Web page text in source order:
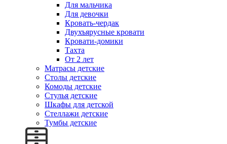
Для мальчика
Для девочки
Кровать-чердак
Двухъярусные кровати
Кровати-домики
Тахта
От 2 лет
Матрасы детские
Столы детские
Комоды детские
Стулья детские
Шкафы для детской
Стеллажи детские
Тумбы детские